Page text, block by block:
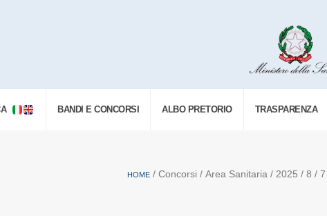
BANDI E CONCORSI ALBO PRETORIO TRASPARENZA
HOME / Concorsi / Area Sanitaria / 2025 / 8 /